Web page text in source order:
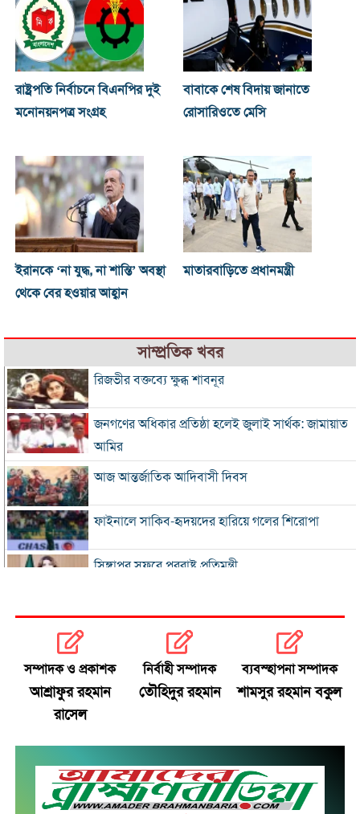
রাষ্ট্রপতি নির্বাচনে বিএনপির দুই
মনোনয়নপত্র সংগ্রহ
বাবাকে শেষ বিদায় জানাতে
রোসারিওতে মেসি
ইরানকে ‘না যুদ্ধ, না শান্তি’ অবস্থা
থেকে বের হওয়ার আহ্বান
মাতারবাড়িতে প্রধানমন্ত্রী
সাম্প্রতিক খবর
রিজভীর বক্তব্যে ক্ষুব্ধ শাবনূর
জনগণের অধিকার প্রতিষ্ঠা হলেই জুলাই সার্থক: জামায়াত
আমির
আজ আন্তর্জাতিক আদিবাসী দিবস
ফাইনালে সাকিব-হৃদয়দের হারিয়ে গলের শিরোপা
সিঙ্গাপুর সফরে পররাষ্ট্র প্রতিমন্ত্রী
এসএসসি ও সমমানের ফল সোমবার
সৌদি-পাকিস্তান-তুরস্কের প্রতিরক্ষা চুক্তি
রাষ্ট্রপতি নির্বাচনে বিএনপির দুই মনোনয়নপত্র সংগ্রহ
বাবাকে শেষ বিদায় জানাতে রোসারিওতে মেসি
সম্পাদক ও প্রকাশক
আশ্রাফুর রহমান
রাসেল
নির্বাহী সম্পাদক
তৌহিদুর রহমান
ব্যবস্হাপনা সম্পাদক
শামসুর রহমান বকুল